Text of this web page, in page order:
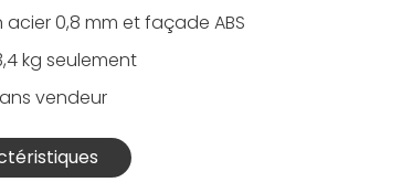
acier 0,8 mm et façade ABS
kg seulement
vendeur